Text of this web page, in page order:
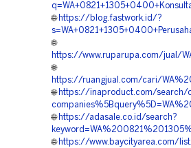
🌐 https://blog.fastwork.id/?
🌐
https://www.ruparupa.com/jual/
🌐
https://ruangjual.com/cari/
🌐 https://inaproduct.com/search/
🌐 https://adasale.co.id/search?
🌐 https://www.baycityarea.com/